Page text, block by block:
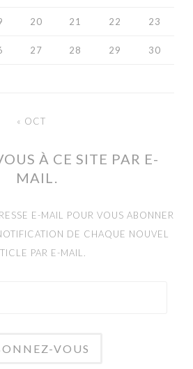
20 21 22 23
27 28 29 30
« OCT
À CE SITE PAR E-
MAIL.
E-MAIL POUR VOUS ABONNER
DE CHAQUE NOUVEL
PAR E-MAIL.